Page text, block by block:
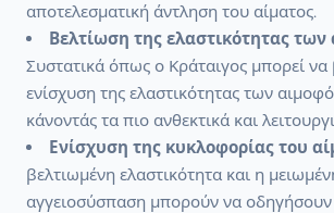
αποτελεσματική άντληση του αίματος.
Βελτίωση της ελαστικότητας των
Συστατικά όπως ο Κράταιγος μπορεί
ενίσχυση της ελαστικότητας των
κάνοντάς τα πιο ανθεκτικά και
Ενίσχυση της κυκλοφορίας του
βελτιωμένη ελαστικότητα και η
αγγειοσύσπαση μπορούν να οδηγήσουν